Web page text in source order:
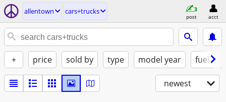
allentown cars+trucks
post acct
+ price sold by type model year fuel
newest